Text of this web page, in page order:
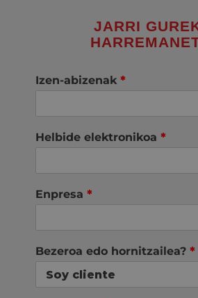
JARRI
Izen-abizenak *
Helbide elektronikoa *
Enpresa *
Bezeroa edo hornitzailea? *